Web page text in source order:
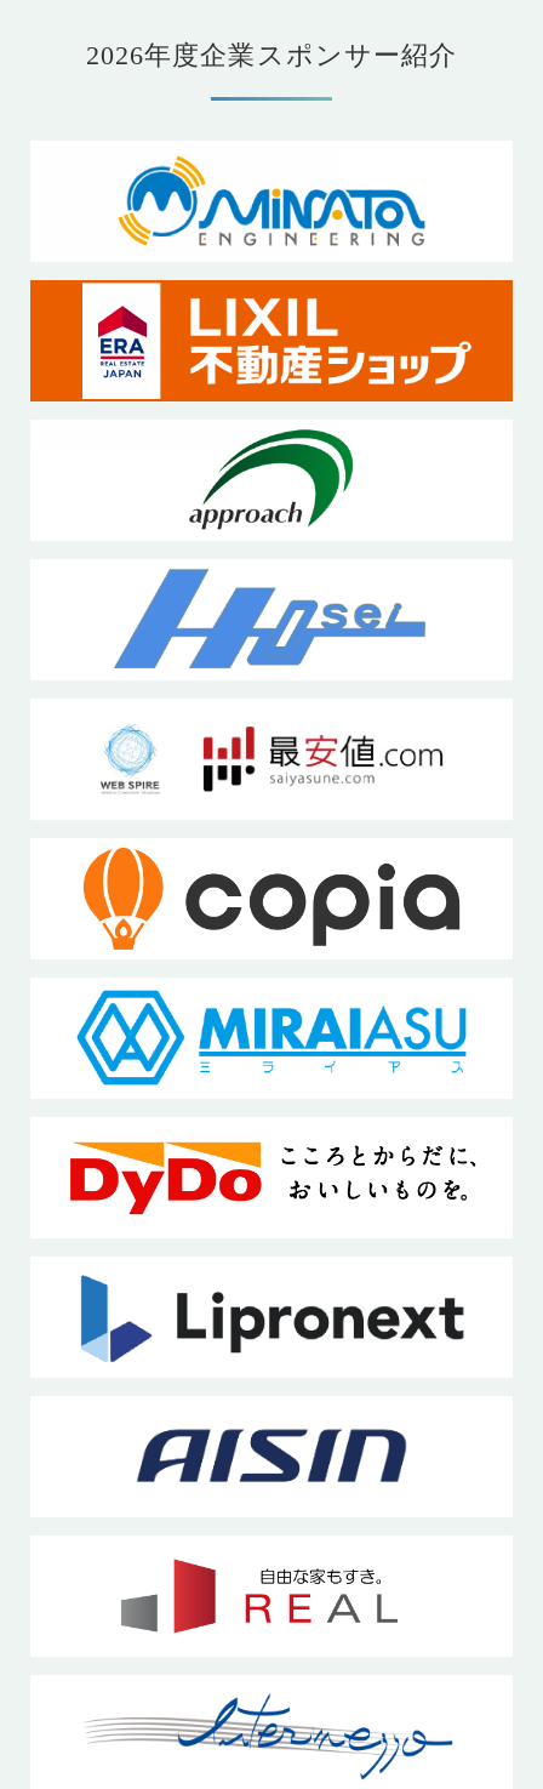
2026年度企業スポンサー紹介